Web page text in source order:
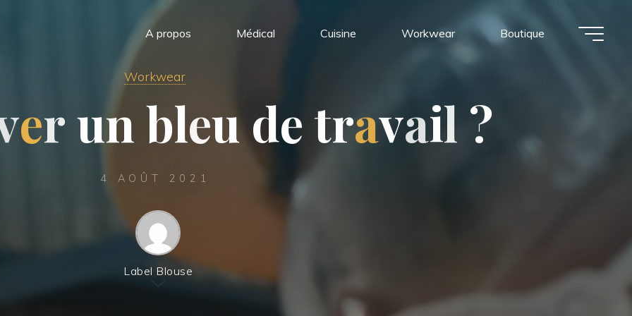
A propos Médical Cuisine Workwear Boutique
Workwear
erun bleu de travail ?
4 AOÛT 2021
Label Blouse